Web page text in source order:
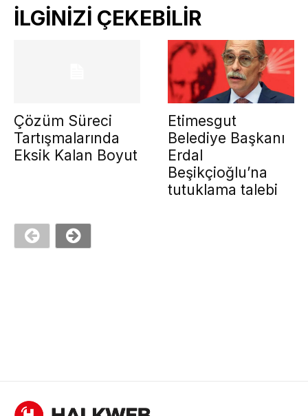
İLGİNİZİ ÇEKEBİLİR
Çözüm Süreci
Tartışmalarında
Eksik Kalan Boyut
Etimesgut
Belediye Başkanı
Erdal
Beşikçioğlu’na
tutuklama talebi